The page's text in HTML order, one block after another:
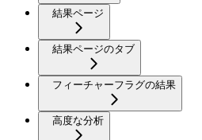
結果ページ
結果ページのタブ
フィーチャーフラグの結果
高度な分析